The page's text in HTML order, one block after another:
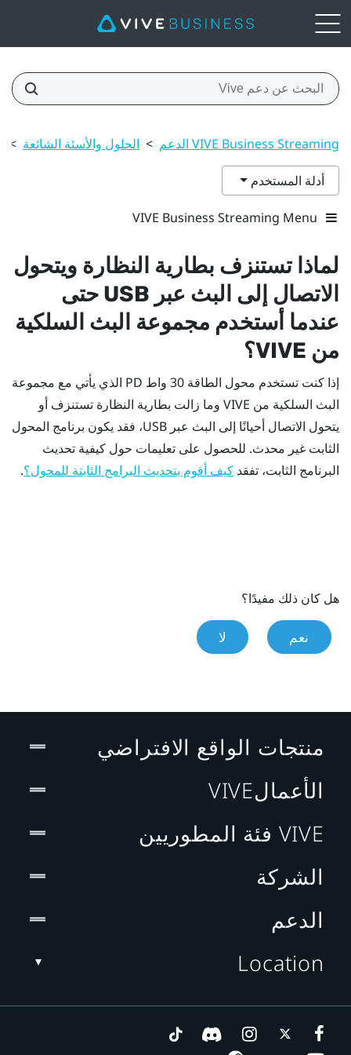
VIVE Business Streaming الدعم > الحلول والأسئة الشائعة >
أدلة المستخدم
VIVE Business Streaming Menu
لماذا تستنزف بطارية النظارة ويتحول
الاتصال إلى البث عبر USB حتى
عندما أستخدم مجموعة البث السلكية
من VIVE
؟
إذا كنت تستخدم محول الطاقة 30 واط PD الذي يأتي مع
مجموعة
البث السلكية من VIVE
وما زالت بطارية النظارة تستنزف أو
يتحول الاتصال أحيانًا إلى البث عبر USB، فقد يكون برنامج المحول
الثابت غير محدث. للحصول على تعليمات حول كيفية تحديث
البرنامج الثابت، تفقد كيف أقوم بتحديث البرامج الثابتة للمحول؟.
هل كان ذلك مفيدًا؟
نعم لا
منتجات الواقع الافتراضي
الأعمالVIVE
VIVE فئة المطوريين
الشركة
الدعم
Location